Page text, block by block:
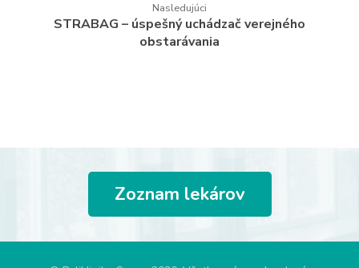
Nasledujúci
STRABAG – úspešný uchádzač verejného
obstarávania
Zoznam lekárov